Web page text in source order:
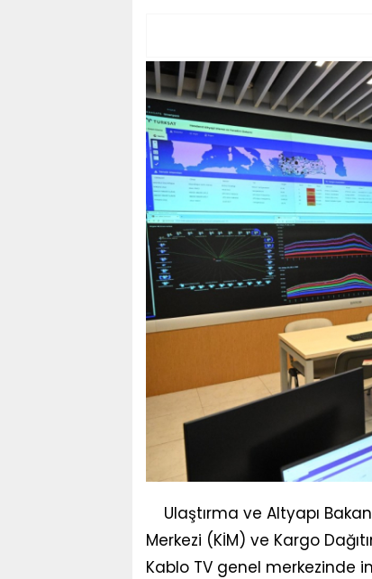
Ulaştırma ve Altyapı
Merkezi (KİM) ve Kargo
Kablo TV genel merkezinde